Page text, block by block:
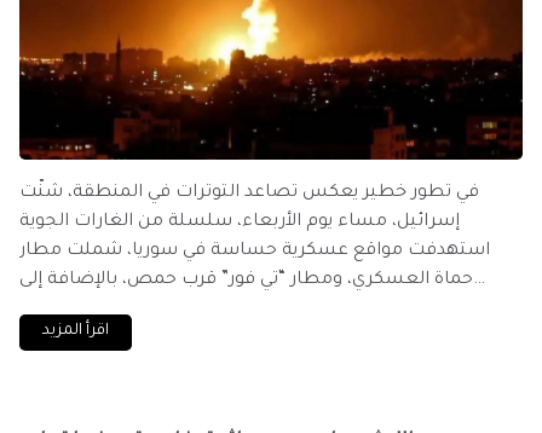
في تطور خطير يعكس تصاعد التوترات في المنطقة، شنَّت
إسرائيل، مساء يوم الأربعاء، سلسلة من الغارات الجوية
استهدفت مواقع عسكرية حساسة في سوريا، شملت مطار
حماة العسكري، ومطار “تي فور” قرب حمص، بالإضافة إلى
كما قامت القوات الإسرائيلية بتوغُّل بري في حرش سد تسيل،
اقرأ المزيد